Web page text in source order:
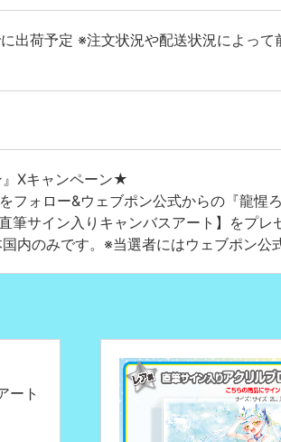
出荷予定 ※注文状況や配送状況によって
Xキャンペーン★
フォロー&ウェブポン公式からの『龍惺
筆サイン入りキャンバスアート】をプ
内のみです。※当選者にはウェブポン公
ート